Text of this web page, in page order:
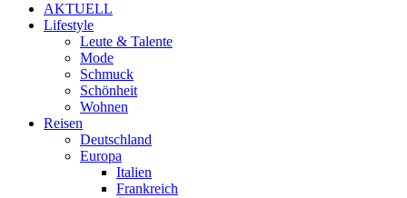
AKTUELL
Lifestyle
Leute & Talente
Mode
Schmuck
Schönheit
Wohnen
Reisen
Deutschland
Europa
Italien
Frankreich